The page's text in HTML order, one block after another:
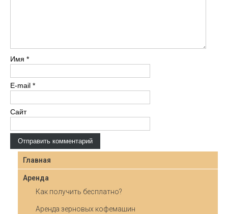
Имя *
E-mail *
Сайт
Главная
Аренда
Как получить бесплатно?
Аренда зерновых кофемашин